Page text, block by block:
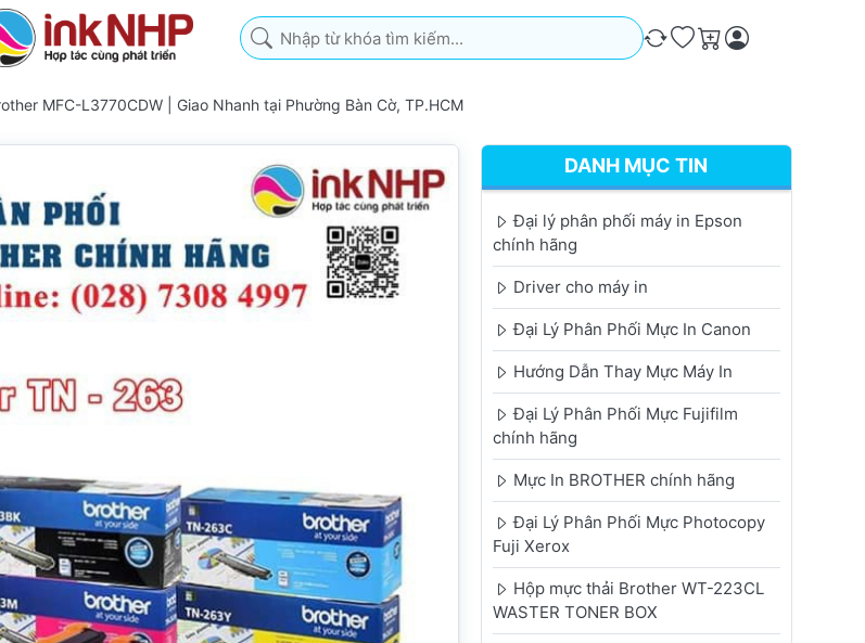
Nhập từ khóa tìm kiếm. Kết quả sẽ tự động xuất hiện khi bạn nhập. Nhấn phím
So sánh
Ưa thích
Giỏ hàng
MFC-L3770CDW | Giao Nhanh tại Phường Bàn Cờ, TP.HCM
DANH MỤC TIN
Đại lý phân phối máy in Epson
chính hãng
Driver cho máy in
Đại Lý Phân Phối Mực In Canon
Hướng Dẫn Thay Mực Máy In
Đại Lý Phân Phối Mực Fujifilm
chính hãng
Mực In BROTHER chính hãng
Đại Lý Phân Phối Mực Photocopy
Fuji Xerox
Hộp mực thải Brother WT-223CL
WASTER TONER BOX